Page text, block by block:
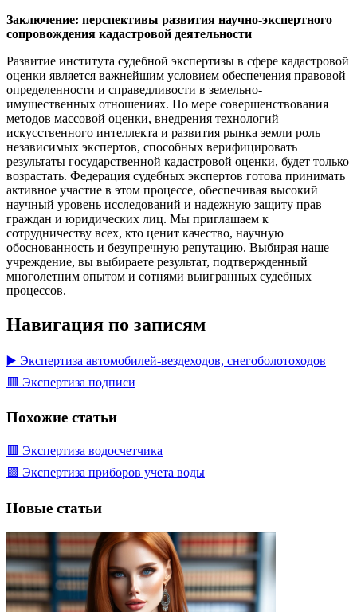
Заключение: перспективы развития научно-экспертного
сопровождения кадастровой деятельности
Развитие института судебной экспертизы в сфере кадастровой
оценки является важнейшим условием обеспечения правовой
определенности и справедливости в земельно-
имущественных отношениях. По мере совершенствования
методов массовой оценки, внедрения технологий
искусственного интеллекта и развития рынка земли роль
независимых экспертов, способных верифицировать
результаты государственной кадастровой оценки, будет только
возрастать. Федерация судебных экспертов готова принимать
активное участие в этом процессе, обеспечивая высокий
научный уровень исследований и надежную защиту прав
граждан и юридических лиц. Мы приглашаем к
сотрудничеству всех, кто ценит качество, научную
обоснованность и безупречную репутацию. Выбирая наше
учреждение, вы выбираете результат, подтвержденный
многолетним опытом и сотнями выигранных судебных
процессов.
Навигация по записям
▶️ Экспертиза автомобилей-вездеходов, снегоболотоходов
🟥 Экспертиза подписи
Похожие статьи
🟥 Экспертиза водосчетчика
🟩 Экспертиза приборов учета воды
Новые статьи